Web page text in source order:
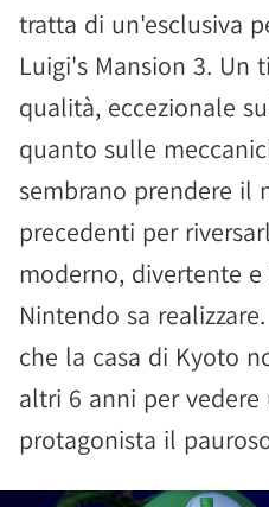
tratta di un'esclusiva
Luigi's Mansion 3. Un
qualità, eccezionale
quanto sulle
sembrano prendere il
precedenti per
moderno, divertente
Nintendo sa
che la casa di Kyoto
altri 6 anni per
protagonista il